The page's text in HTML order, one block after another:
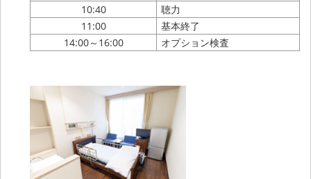
10:40
聴力
11:00
基本終了
14:00～16:00
オプション検査